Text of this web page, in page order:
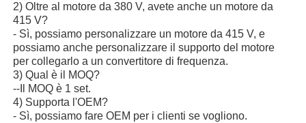
2) Oltre al motore da 380 V, avete anche un motore da
415 V?
- Sì, possiamo personalizzare un motore da 415 V, e
possiamo anche personalizzare il supporto del motore
per collegarlo a un convertitore di frequenza.
3) Qual è il MOQ?
--Il MOQ è 1 set.
4) Supporta l'OEM?
- Sì, possiamo fare OEM per i clienti se vogliono.